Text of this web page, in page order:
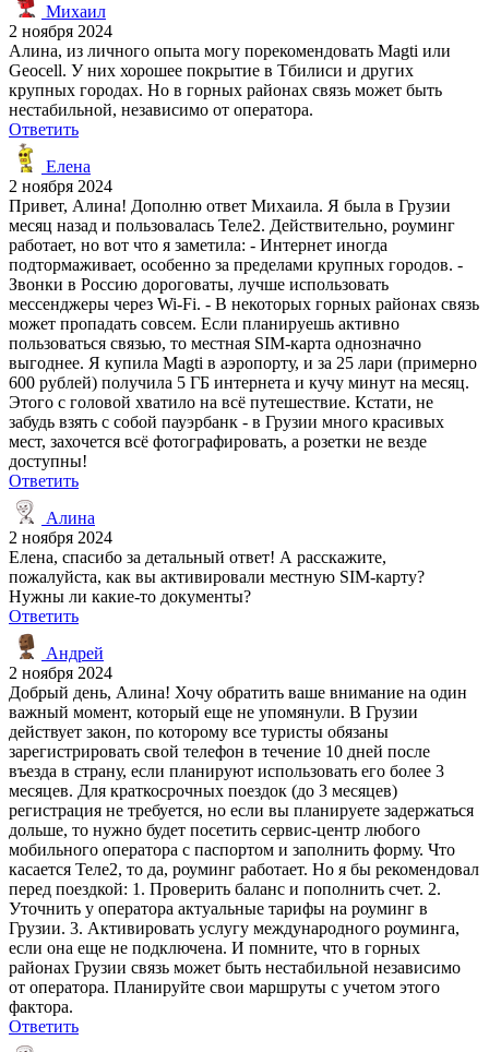
Михаил
2 ноября 2024
Алина, из личного опыта могу порекомендовать Magti или
Geocell. У них хорошее покрытие в Тбилиси и других
крупных городах. Но в горных районах связь может быть
нестабильной, независимо от оператора.
Ответить
Елена
2 ноября 2024
Привет, Алина! Дополню ответ Михаила. Я была в Грузии
месяц назад и пользовалась Теле2. Действительно, роуминг
работает, но вот что я заметила: - Интернет иногда
подтормаживает, особенно за пределами крупных городов. -
Звонки в Россию дороговаты, лучше использовать
мессенджеры через Wi-Fi. - В некоторых горных районах связь
может пропадать совсем. Если планируешь активно
пользоваться связью, то местная SIM-карта однозначно
выгоднее. Я купила Magti в аэропорту, и за 25 лари (примерно
600 рублей) получила 5 ГБ интернета и кучу минут на месяц.
Этого с головой хватило на всё путешествие. Кстати, не
забудь взять с собой пауэрбанк - в Грузии много красивых
мест, захочется всё фотографировать, а розетки не везде
доступны!
Ответить
Алина
2 ноября 2024
Елена, спасибо за детальный ответ! А расскажите,
пожалуйста, как вы активировали местную SIM-карту?
Нужны ли какие-то документы?
Ответить
Андрей
2 ноября 2024
Добрый день, Алина! Хочу обратить ваше внимание на один
важный момент, который еще не упомянули. В Грузии
действует закон, по которому все туристы обязаны
зарегистрировать свой телефон в течение 10 дней после
въезда в страну, если планируют использовать его более 3
месяцев. Для краткосрочных поездок (до 3 месяцев)
регистрация не требуется, но если вы планируете задержаться
дольше, то нужно будет посетить сервис-центр любого
мобильного оператора с паспортом и заполнить форму. Что
касается Теле2, то да, роуминг работает. Но я бы рекомендовал
перед поездкой: 1. Проверить баланс и пополнить счет. 2.
Уточнить у оператора актуальные тарифы на роуминг в
Грузии. 3. Активировать услугу международного роуминга,
если она еще не подключена. И помните, что в горных
районах Грузии связь может быть нестабильной независимо
от оператора. Планируйте свои маршруты с учетом этого
фактора.
Ответить